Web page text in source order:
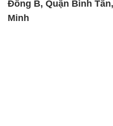
Đông B, Quận Bình
Minh